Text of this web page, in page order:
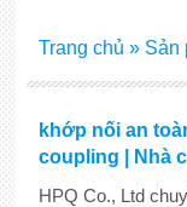
khớp nối an
coupling | Nhà
HPQ Co., Ltd
Trang chủ » Sản